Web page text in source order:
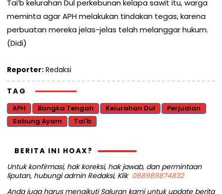
Tai’b kelurahan Dul perkebunan kelapa sawit itu, warga
meminta agar APH melakukan tindakan tegas, karena
perbuatan mereka jelas-jelas telah melanggar hukum.
(Didi)
Reporter: Redaksi
TAG
APH Bangka Tengah Kelurahan Dul
Perjudian
Sabung Ayam
Tai'b
BERITA INI HOAX?
Untuk konfirmasi, hak koreksi, hak jawab, dan permintaan
liputan, hubungi admin Redaksi, Klik 088989874832
Anda juga harus mengikuti Saluran kami untuk update berita